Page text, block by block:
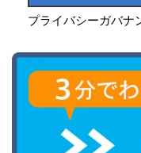
プライバシーガバナ